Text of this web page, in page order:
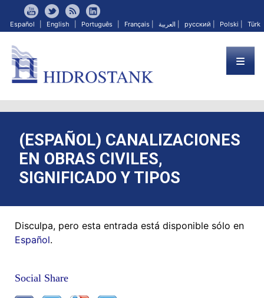
Español English Português Français العربية русский Polski Türk
(ESPAÑOL) CANALIZACIONES
EN OBRAS CIVILES,
SIGNIFICADO Y TIPOS
Disculpa, pero esta entrada está disponible sólo en
Español.
Social Share